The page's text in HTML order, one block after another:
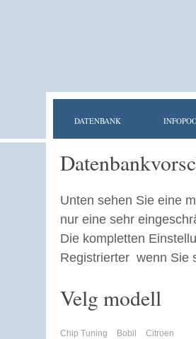
DATENBANK
Unten sehen Sie eine
nur eine sehr
Die kompletten
Registrierter wenn Sie
Velg modell
Chip Tuning Bobil Citroen